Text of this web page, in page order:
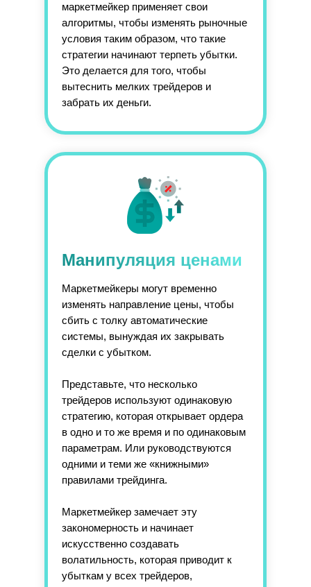
маркетмейкер применяет свои
алгоритмы, чтобы изменять рыночные
условия таким образом, что такие
стратегии начинают терпеть убытки.
Это делается для того, чтобы
вытеснить мелких трейдеров и
забрать их деньги.
Манипуляция ценами
Маркетмейкеры могут временно
изменять направление цены, чтобы
сбить с толку автоматические
системы, вынуждая их закрывать
сделки с убытком.
Представьте, что несколько
трейдеров используют одинаковую
стратегию, которая открывает ордера
в одно и то же время и по одинаковым
параметрам. Или руководствуются
одними и теми же «книжными»
правилами трейдинга.
Маркетмейкер замечает эту
закономерность и начинает
искусственно создавать
волатильность, которая приводит к
убыткам у всех трейдеров,